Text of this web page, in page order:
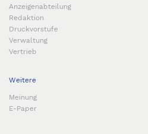
Anzeigenabteilung
Redaktion
Druckvorstufe
Verwaltung
Vertrieb
Weitere
Meinung
E-Paper